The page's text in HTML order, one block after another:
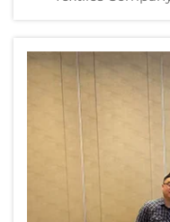
Yancheng,
su décimo